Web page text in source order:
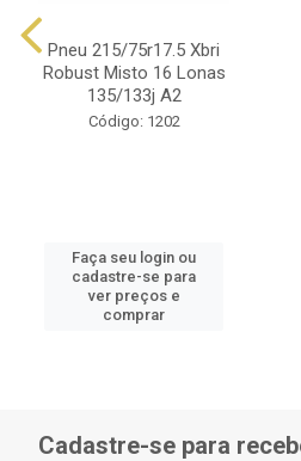
Pneu 215/75r17.5 Xbri
Robust Misto 16 Lonas
135/133j A2
Código: 1202
Faça seu login ou
cadastre-se para
ver preços e
comprar
Cadastre-se para